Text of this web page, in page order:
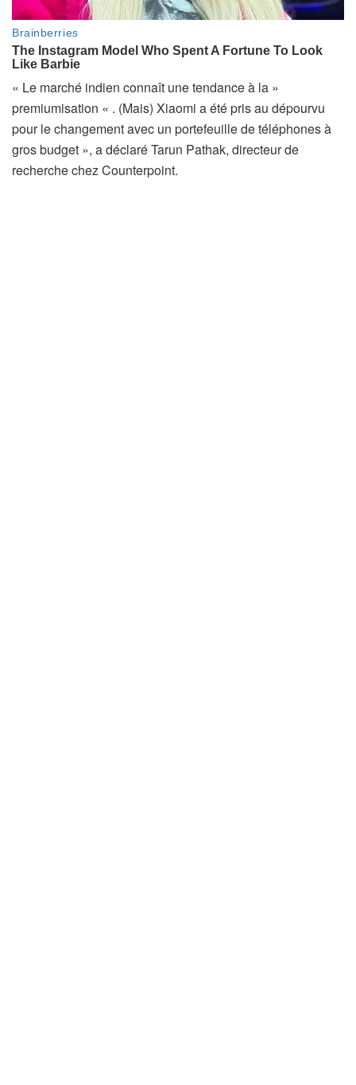
« Le marché indien connaît une tendance à la »
premiumisation « . (Mais) Xiaomi a été pris au dépourvu
pour le changement avec un portefeuille de téléphones à
gros budget », a déclaré Tarun Pathak, directeur de
recherche chez Counterpoint.